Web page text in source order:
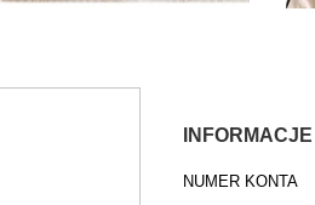
INFORMACJE
NUMER KONTA